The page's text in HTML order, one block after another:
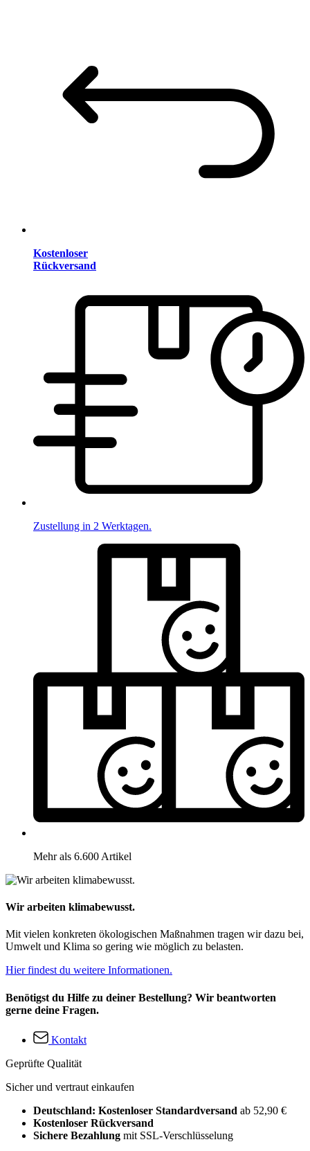
Kostenloser
Rückversand
Zustellung in 2 Werktagen.
Mehr als 6.600 Artikel
Wir arbeiten klimabewusst.
Mit vielen konkreten ökologischen Maßnahmen tragen wir dazu bei,
Umwelt und Klima so gering wie möglich zu belasten.
Hier findest du weitere Informationen.
Benötigst du Hilfe zu deiner Bestellung? Wir beantworten
gerne deine Fragen.
Kontakt
Geprüfte Qualität
Sicher und vertraut einkaufen
Deutschland: Kostenloser Standardversand ab 52,90 €
Kostenloser Rückversand
Sichere Bezahlung mit SSL-Verschlüsselung